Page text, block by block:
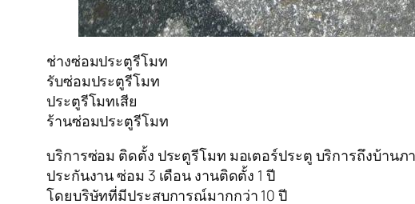
ช่างซ่อมประตูรีโมท
รับซ่อมประตูรีโมท
ประตูรีโมทเสีย
ร้านซ่อมประตูรีโมท
บริการซ่อม ติดตั้ง ประตูรีโมท มอเตอร์ประตู บริการถึงบ้าน
ประกันงาน ซ่อม 3 เดือน งานติดตั้ง 1 ปี
โดยบริษัทที่มีประสบการณ์มากกว่า 10 ปี